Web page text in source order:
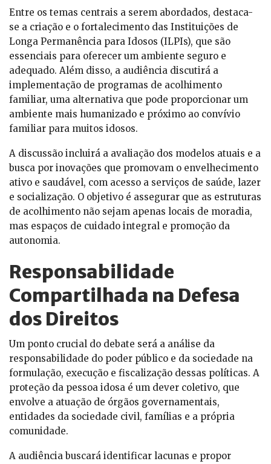
Entre os temas centrais a serem abordados, destaca-
se a criação e o fortalecimento das Instituições de
Longa Permanência para Idosos (ILPIs), que são
essenciais para oferecer um ambiente seguro e
adequado. Além disso, a audiência discutirá a
implementação de programas de acolhimento
familiar, uma alternativa que pode proporcionar um
ambiente mais humanizado e próximo ao convívio
familiar para muitos idosos.
A discussão incluirá a avaliação dos modelos atuais e a
busca por inovações que promovam o envelhecimento
ativo e saudável, com acesso a serviços de saúde, lazer
e socialização. O objetivo é assegurar que as estruturas
de acolhimento não sejam apenas locais de moradia,
mas espaços de cuidado integral e promoção da
autonomia.
Responsabilidade
Compartilhada na Defesa
dos Direitos
Um ponto crucial do debate será a análise da
responsabilidade do poder público e da sociedade na
formulação, execução e fiscalização dessas políticas. A
proteção da pessoa idosa é um dever coletivo, que
envolve a atuação de órgãos governamentais,
entidades da sociedade civil, famílias e a própria
comunidade.
A audiência buscará identificar lacunas e propor